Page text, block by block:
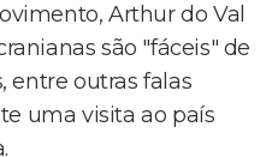
Arthur do Val
são "fáceis" de
entre outras falas
uma visita ao país